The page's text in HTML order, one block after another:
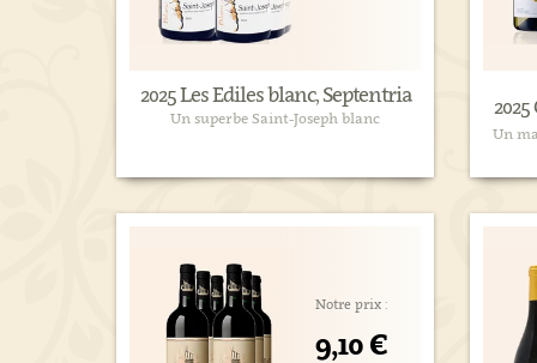
2025 Les Ediles blanc, Septentria
Un superbe Saint-Joseph blanc
Un
Notre prix :
9,10 €